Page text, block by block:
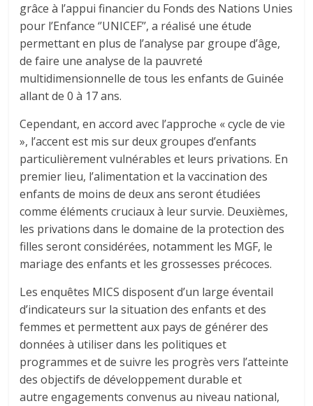
grâce à l’appui financier du Fonds des Nations Unies
pour l’Enfance ‘’UNICEF’’, a réalisé une étude
permettant en plus de l’analyse par groupe d’âge,
de faire une analyse de la pauvreté
multidimensionnelle de tous les enfants de Guinée
allant de 0 à 17 ans.
Cependant, en accord avec l’approche « cycle de vie
», l’accent est mis sur deux groupes d’enfants
particulièrement vulnérables et leurs privations. En
premier lieu, l’alimentation et la vaccination des
enfants de moins de deux ans seront étudiées
comme éléments cruciaux à leur survie. Deuxièmes,
les privations dans le domaine de la protection des
filles seront considérées, notamment les MGF, le
mariage des enfants et les grossesses précoces.
Les enquêtes MICS disposent d’un large éventail
d’indicateurs sur la situation des enfants et des
femmes et permettent aux pays de générer des
données à utiliser dans les politiques et
programmes et de suivre les progrès vers l’atteinte
des objectifsde développement durable et
autre engagements convenus au niveau national,